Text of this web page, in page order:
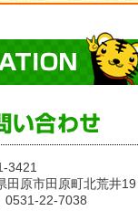
3421
田原市田原町北荒井19
0531-22-7038